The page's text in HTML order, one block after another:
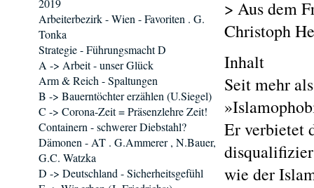
> Aus dem
Christoph
Inhalt
Seit mehr
Er verbietet
wie der
2019
Arbeiterbezirk - Wien - Favoriten . G.
Tonka
Strategie - Führungsmacht D
A -> Arbeit - unser Glück
Arm & Reich - Spaltungen
B -> Bauerntöchter erzählen (U.Siegel)
C -> Corona-Zeit = Präsenzlehre Zeit!
Containern - schwerer Diebstahl?
Dämonen - AT . G.Ammerer , N.Bauer,
G.C. Watzka
D -> Deutschland - Sicherheitsgefühl